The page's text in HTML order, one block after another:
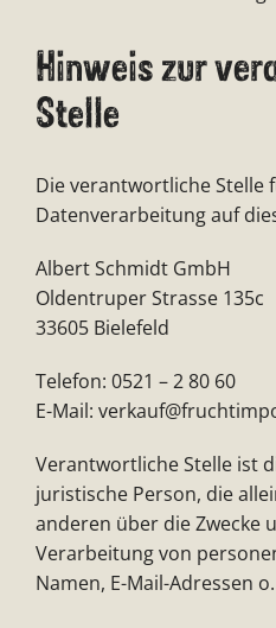
Hinweis zur
Stelle
Die verantwortliche Stelle
Datenverarbeitung auf
Albert Schmidt GmbH
Oldentruper Strasse 135c
33605 Bielefeld
Telefon: 0521 – 2 80 60
E-Mail:
Verantwortliche Stelle ist
juristische Person, die
anderen über die Zwecke
Verarbeitung von
Namen, E-Mail-Adressen